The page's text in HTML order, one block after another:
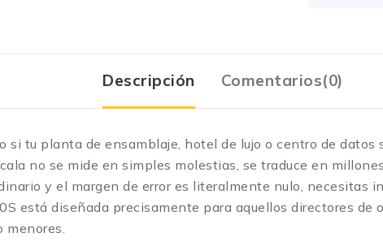
Descripción Comentarios(0)
si tu planta de ensamblaje, hotel de lujo o centro de datos
no se mide en simples molestias, se traduce en
y el margen de error es literalmente nulo, necesitas
está diseñada precisamente para aquellos directores
menores.